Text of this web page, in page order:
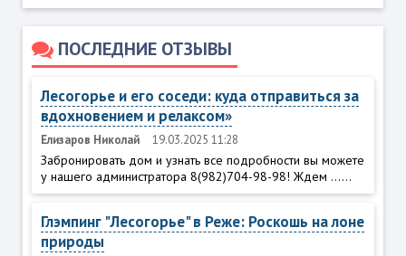
ПОСЛЕДНИЕ ОТЗЫВЫ
Лесогорье и его соседи: куда отправиться за
вдохновением и релаксом»
Елизаров Николай 19.03.2025 11:28
Забронировать дом и узнать все подробности вы можете
у нашего администратора 8(982)704-98-98! Ждем ......
Глэмпинг "Лесогорье" в Реже: Роскошь на лоне
природы